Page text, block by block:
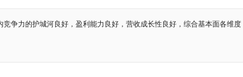
争力的护城河良好，盈利能力良好，营收成长性良好，综合基本面各维度